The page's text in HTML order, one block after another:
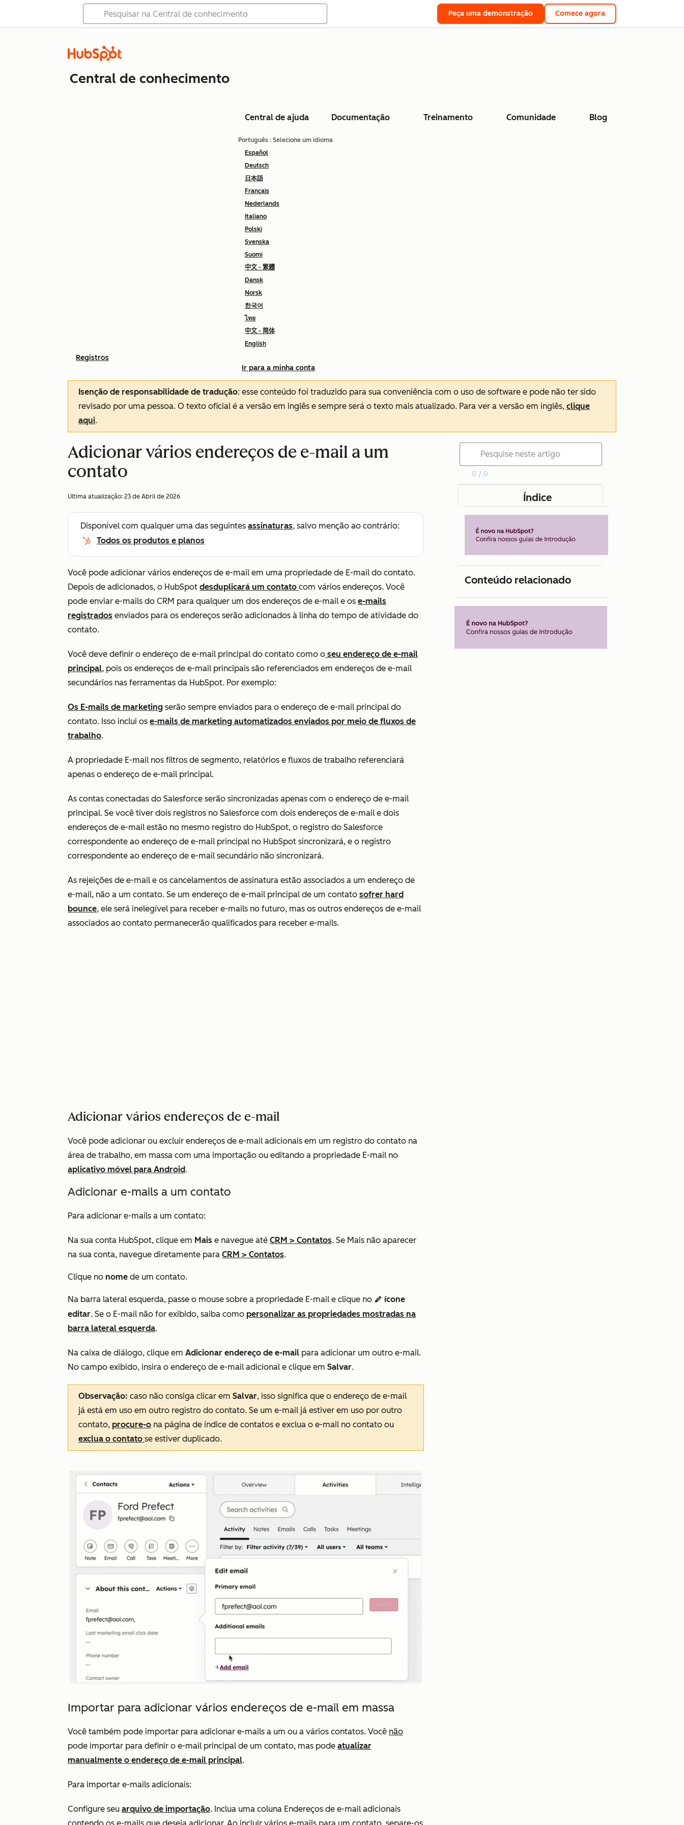
Peça uma demonstração Comece agora
Central de conhecimento
Central de ajuda Documentação Treinamento Comunidade Blog
Português : Selecione um idioma
Español
Deutsch
日本語
Français
Nederlands
Italiano
Polski
Svenska
Suomi
中文 - 繁體
Dansk
Norsk
한국어
ไทย
中文 - 简体
English
Ir para a minha conta
Registros
Isenção de responsabilidade de tradução: esse conteúdo foi traduzido para sua conveniência com o uso de software e pode não ter sido
revisado por uma pessoa. O texto oficial é a versão em inglês e sempre será o texto mais atualizado. Para ver a versão em inglês, clique
aqui.
Adicionar vários endereços de e-mail a um
contato
Ultima atualização: 23 de Abril de 2026
Disponível com qualquer uma das seguintes assinaturas, salvo menção ao contrário:
Todos os produtos e planos
Você pode adicionar vários endereços de e-mail em uma propriedade de E-mail do contato.
Depois de adicionados, o HubSpot desduplicará um contato com vários endereços. Você
pode enviar e-mails do CRM para qualquer um dos endereços de e-mail e os e-mails
registrados enviados para os endereços serão adicionados à linha do tempo de atividade do
contato.
Você deve definir o endereço de e-mail principal do contato como o seu endereço de e-mail
principal, pois os endereços de e-mail principais são referenciados em endereços de e-mail
secundários nas ferramentas da HubSpot. Por exemplo:
Os E-mails de marketing serão sempre enviados para o endereço de e-mail principal do
contato. Isso inclui os e-mails de marketing automatizados enviados por meio de fluxos de
trabalho.
A propriedade E-mail nos filtros de segmento, relatórios e fluxos de trabalho referenciará
apenas o endereço de e-mail principal.
As contas conectadas do Salesforce serão sincronizadas apenas com o endereço de e-mail
principal. Se você tiver dois registros no Salesforce com dois endereços de e-mail e dois
endereços de e-mail estão no mesmo registro do HubSpot, o registro do Salesforce
correspondente ao endereço de e-mail principal no HubSpot sincronizará, e o registro
correspondente ao endereço de e-mail secundário não sincronizará.
As rejeições de e-mail e os cancelamentos de assinatura estão associados a um endereço de
e-mail, não a um contato. Se um endereço de e-mail principal de um contato sofrer hard
bounce, ele será inelegível para receber e-mails no futuro, mas os outros endereços de e-mail
associados ao contato permanecerão qualificados para receber e-mails.
Adicionar vários endereços de e-mail
Você pode adicionar ou excluir endereços de e-mail adicionais em um registro do contato na
área de trabalho, em massa com uma importação ou editando a propriedade E-mail no
aplicativo móvel para Android.
Adicionar e-mails a um contato
Para adicionar e-mails a um contato:
Na sua conta HubSpot, clique em Mais e navegue até CRM > Contatos. Se Mais não aparecer
na sua conta, navegue diretamente para CRM > Contatos.
Clique no nome de um contato.
Na barra lateral esquerda, passe o mouse sobre a propriedade E-mail e clique no edit ícone
editar. Se o E-mail não for exibido, saiba como personalizar as propriedades mostradas na
barra lateral esquerda.
Na caixa de diálogo, clique em Adicionar endereço de e-mail para adicionar um outro e-mail.
No campo exibido, insira o endereço de e-mail adicional e clique em Salvar.
Observação: caso não consiga clicar em Salvar, isso significa que o endereço de e-mail
já está em uso em outro registro do contato. Se um e-mail já estiver em uso por outro
contato, procure-o na página de índice de contatos e exclua o e-mail no contato ou
exclua o contato se estiver duplicado.
Importar para adicionar vários endereços de e-mail em massa
Você também pode importar para adicionar e-mails a um ou a vários contatos. Você não
pode importar para definir o e-mail principal de um contato, mas pode atualizar
manualmente o endereço de e-mail principal.
Para importar e-mails adicionais:
Configure seu arquivo de importação. Inclua uma coluna Endereços de e-mail adicionais
0 / 0
Índice
Conteúdo relacionado